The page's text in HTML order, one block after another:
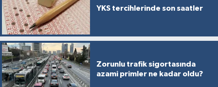
YKS tercihlerinde son saatler
Zorunlu trafik sigortasında
azami primler ne kadar oldu?